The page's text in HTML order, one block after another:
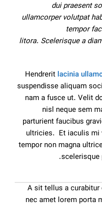
dui praesent
ullamcorper volutpat
tempor
litora. Scelerisque a
Hendrerit lacinia
suspendisse aliquam
nam a fusce ut. Velit
nisl neque sem
parturient faucibus
ultricies. Et iaculis mi
tempor non magna
scelerisque
A sit tellus a
nec amet lorem porta